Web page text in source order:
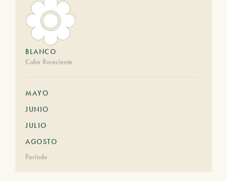
BLANCO
Color floreciente
MAYO
JUNIO
JULIO
AGOSTO
Período